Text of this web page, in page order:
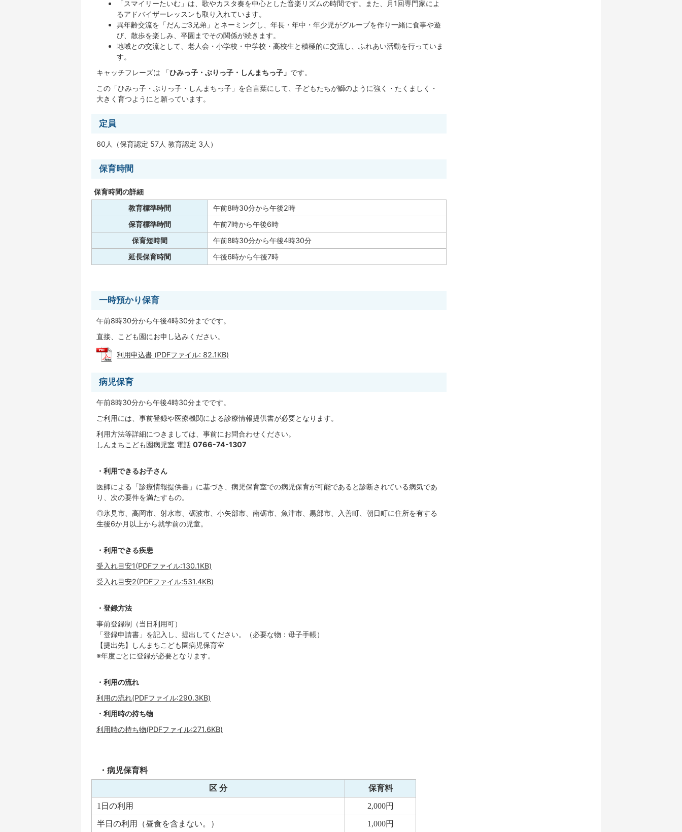
「スマイリーたいむ」は、歌やカスタ奏を中心とした音楽リズムの時間です。また、月1回専門家によ
るアドバイザーレッスンも取り入れています。
異年齢交流を「だんご3兄弟」とネーミングし、年長・年中・年少児がグループを作り一緒に食事や遊
び、散歩を楽しみ、卒園までその関係が続きます。
地域との交流として、老人会・小学校・中学校・高校生と積極的に交流し、ふれあい活動を行っていま
す。
キャッチフレーズは 「ひみっ子・ぶりっ子・しんまちっ子」 です。
この「ひみっ子・ぶりっ子・しんまちっ子」を合言葉にして、子どもたちが鰤のように強く・たくましく・
大きく育つようにと願っています。
定員
60人（保育認定 57人 教育認定 3人）
保育時間
保育時間の詳細
教育標準時間
午前8時30分から午後2時
保育標準時間
午前7時から午後6時
保育短時間
午前8時30分から午後4時30分
延長保育時間
午後6時から午後7時
一時預かり保育
午前8時30分から午後4時30分までです。
直接、こども園にお申し込みください。
利用申込書 (PDFファイル: 82.1KB)
病児保育
午前8時30分から午後4時30分までです。
ご利用には、事前登録や医療機関による診療情報提供書が必要となります。
利用方法等詳細につきましては、事前にお問合わせください。
しんまちこども園病児室 電話 0766-74-1307
・利用できるお子さん
医師による「診療情報提供書」に基づき、病児保育室での病児保育が可能であると診断されている病気であ
り、次の要件を満たすもの。
◎氷見市、高岡市、射水市、砺波市、小矢部市、南砺市、魚津市、黒部市、入善町、朝日町に住所を有する
生後6か月以上から就学前の児童。
・利用できる疾患
受入れ目安1(PDFファイル:130.1KB)
受入れ目安2(PDFファイル:531.4KB)
・登録方法
事前登録制（当日利用可）
「登録申請書」を記入し、提出してください。（必要な物：母子手帳）
【提出先】しんまちこども園病児保育室
※年度ごとに登録が必要となります。
・利用の流れ
利用の流れ(PDFファイル:290.3KB)
・利用時の持ち物
利用時の持ち物(PDFファイル:271.6KB)
・病児保育料
区 分 保育料
1日の利用 2,000円
半日の利用（昼食を含まない。） 1,000円